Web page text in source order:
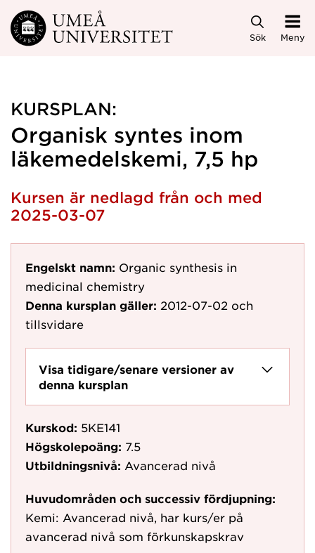
Hoppa direkt till innehållet
Sök Meny
KURSPLAN:
Organisk syntes inom
läkemedelskemi, 7,5 hp
Kursen är nedlagd från och med
2025-03-07
Engelskt namn: Organic synthesis in
medicinal chemistry
Denna kursplan gäller: 2012-07-02 och
tillsvidare
Visa tidigare/senare versioner av
denna kursplan
Kurskod: 5KE141
Högskolepoäng: 7.5
Utbildningsnivå: Avancerad nivå
Huvudområden och successiv fördjupning:
Kemi: Avancerad nivå, har kurs/er på
avancerad nivå som förkunskapskrav